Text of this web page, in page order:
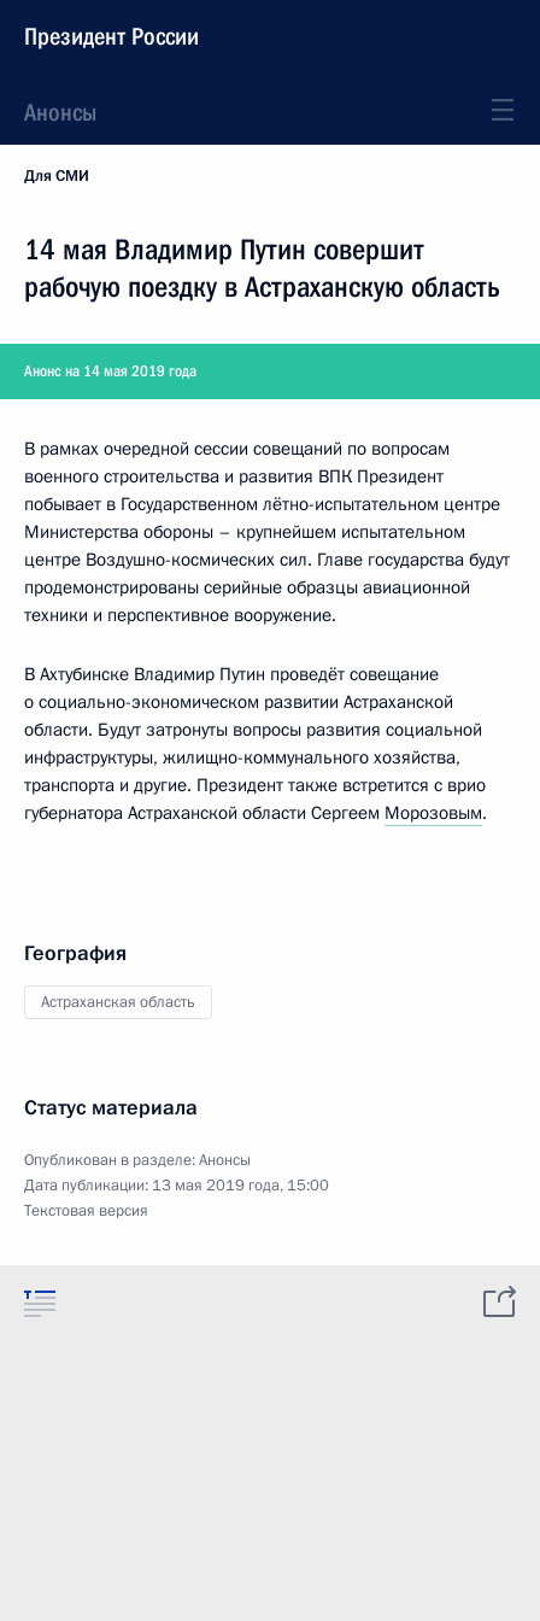
Президент России
Анонсы
Для СМИ
14 мая Владимир Путин совершит
рабочую поездку в Астраханскую область
Анонс на 14 мая 2019 года
В рамках очередной сессии совещаний по вопросам
военного строительства и развития ВПК Президент
побывает в Государственном лётно-испытательном центре
Министерства обороны – крупнейшем испытательном
центре Воздушно-космических сил. Главе государства будут
продемонстрированы серийные образцы авиационной
техники и перспективное вооружение.
В Ахтубинске Владимир Путин проведёт совещание
о социально-экономическом развитии Астраханской
области. Будут затронуты вопросы развития социальной
инфраструктуры, жилищно-коммунального хозяйства,
транспорта и другие. Президент также встретится с врио
губернатора Астраханской области Сергеем Морозовым.
География
Астраханская область
Статус материала
Опубликован в разделе:Анонсы
Дата публикации: 13 мая 2019 года, 15:00
Текстовая версия